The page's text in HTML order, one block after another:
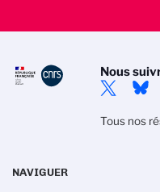
Nous
Tous nos
NAVIGUER